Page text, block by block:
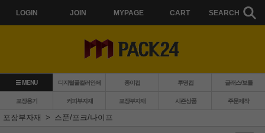
LOGIN JOIN MYPAGE CART SEARCH
MENU 디지털풀컬러인쇄 종이컵 투명컵 글래스/보틀
포장용기 커피부자재 포장부자재 시즌상품
주문제작
포장부자재
스푼/포크/나이프